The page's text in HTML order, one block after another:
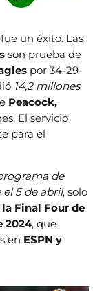
fue un éxito. Las
son prueba de
por 34-29
14,2 millones
Peacock,
El servicio
para el
de
5 de abril, solo
Final Four de
2024, que
en ESPN y